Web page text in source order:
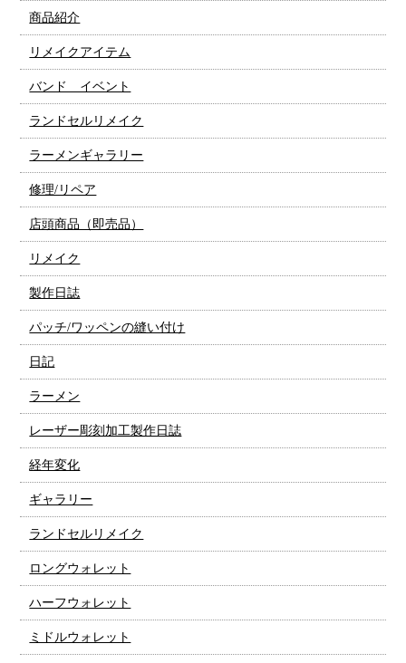
商品紹介
リメイクアイテム
バンド イベント
ランドセルリメイク
ラーメンギャラリー
修理/リペア
店頭商品（即売品）
リメイク
製作日誌
パッチ/ワッペンの縫い付け
日記
ラーメン
レーザー彫刻加工製作日誌
経年変化
ギャラリー
ランドセルリメイク
ロングウォレット
ハーフウォレット
ミドルウォレット